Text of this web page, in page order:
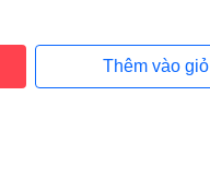
Thêm vào giỏ